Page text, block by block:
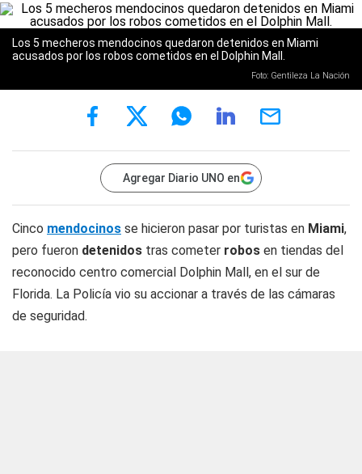
Los 5 mecheros mendocinos quedaron detenidos en Miami
acusados por los robos cometidos en el Dolphin Mall.
Foto: Gentileza La Nación
Agregar Diario UNO en
Cinco mendocinos se hicieron pasar por turistas en Miami,
pero fueron detenidos tras cometer robos en tiendas del
reconocido centro comercial Dolphin Mall, en el sur de
Florida. La Policía vio su accionar a través de las cámaras
de seguridad.